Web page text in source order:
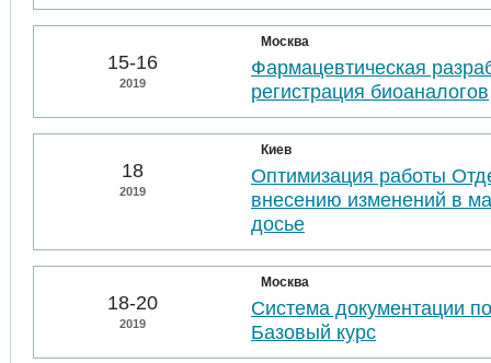
15-16
2019
Москва
Фармацевтическая
регистрация биоаналогов
18
2019
Киев
Оптимизация работы
внесению изменений в
досье
18-20
2019
Москва
Система документации
Базовый курс